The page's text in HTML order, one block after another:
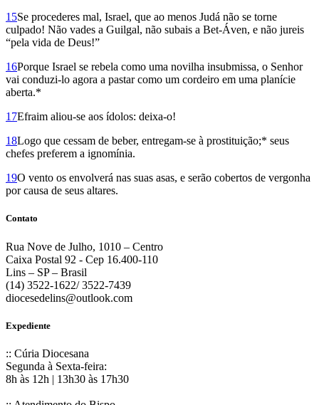
15Se procederes mal, Israel, que ao menos Judá não se torne
culpado! Não vades a Guilgal, não subais a Bet-Áven, e não jureis
“pela vida de Deus!”
16Porque Israel se rebela como uma novilha insubmissa, o Senhor
vai conduzi-lo agora a pastar como um cordeiro em uma planície
aberta.*
17Efraim aliou-se aos ídolos: deixa-o!
18Logo que cessam de beber, entregam-se à prostituição;* seus
chefes preferem a ignomínia.
19O vento os envolverá nas suas asas, e serão cobertos de vergonha
por causa de seus altares.
Contato
Rua Nove de Julho, 1010 – Centro
Caixa Postal 92 - Cep 16.400-110
Lins – SP – Brasil
(14) 3522-1622/ 3522-7439
diocesedelins@outlook.com
Expediente
:: Cúria Diocesana
Segunda à Sexta-feira:
8h às 12h | 13h30 às 17h30